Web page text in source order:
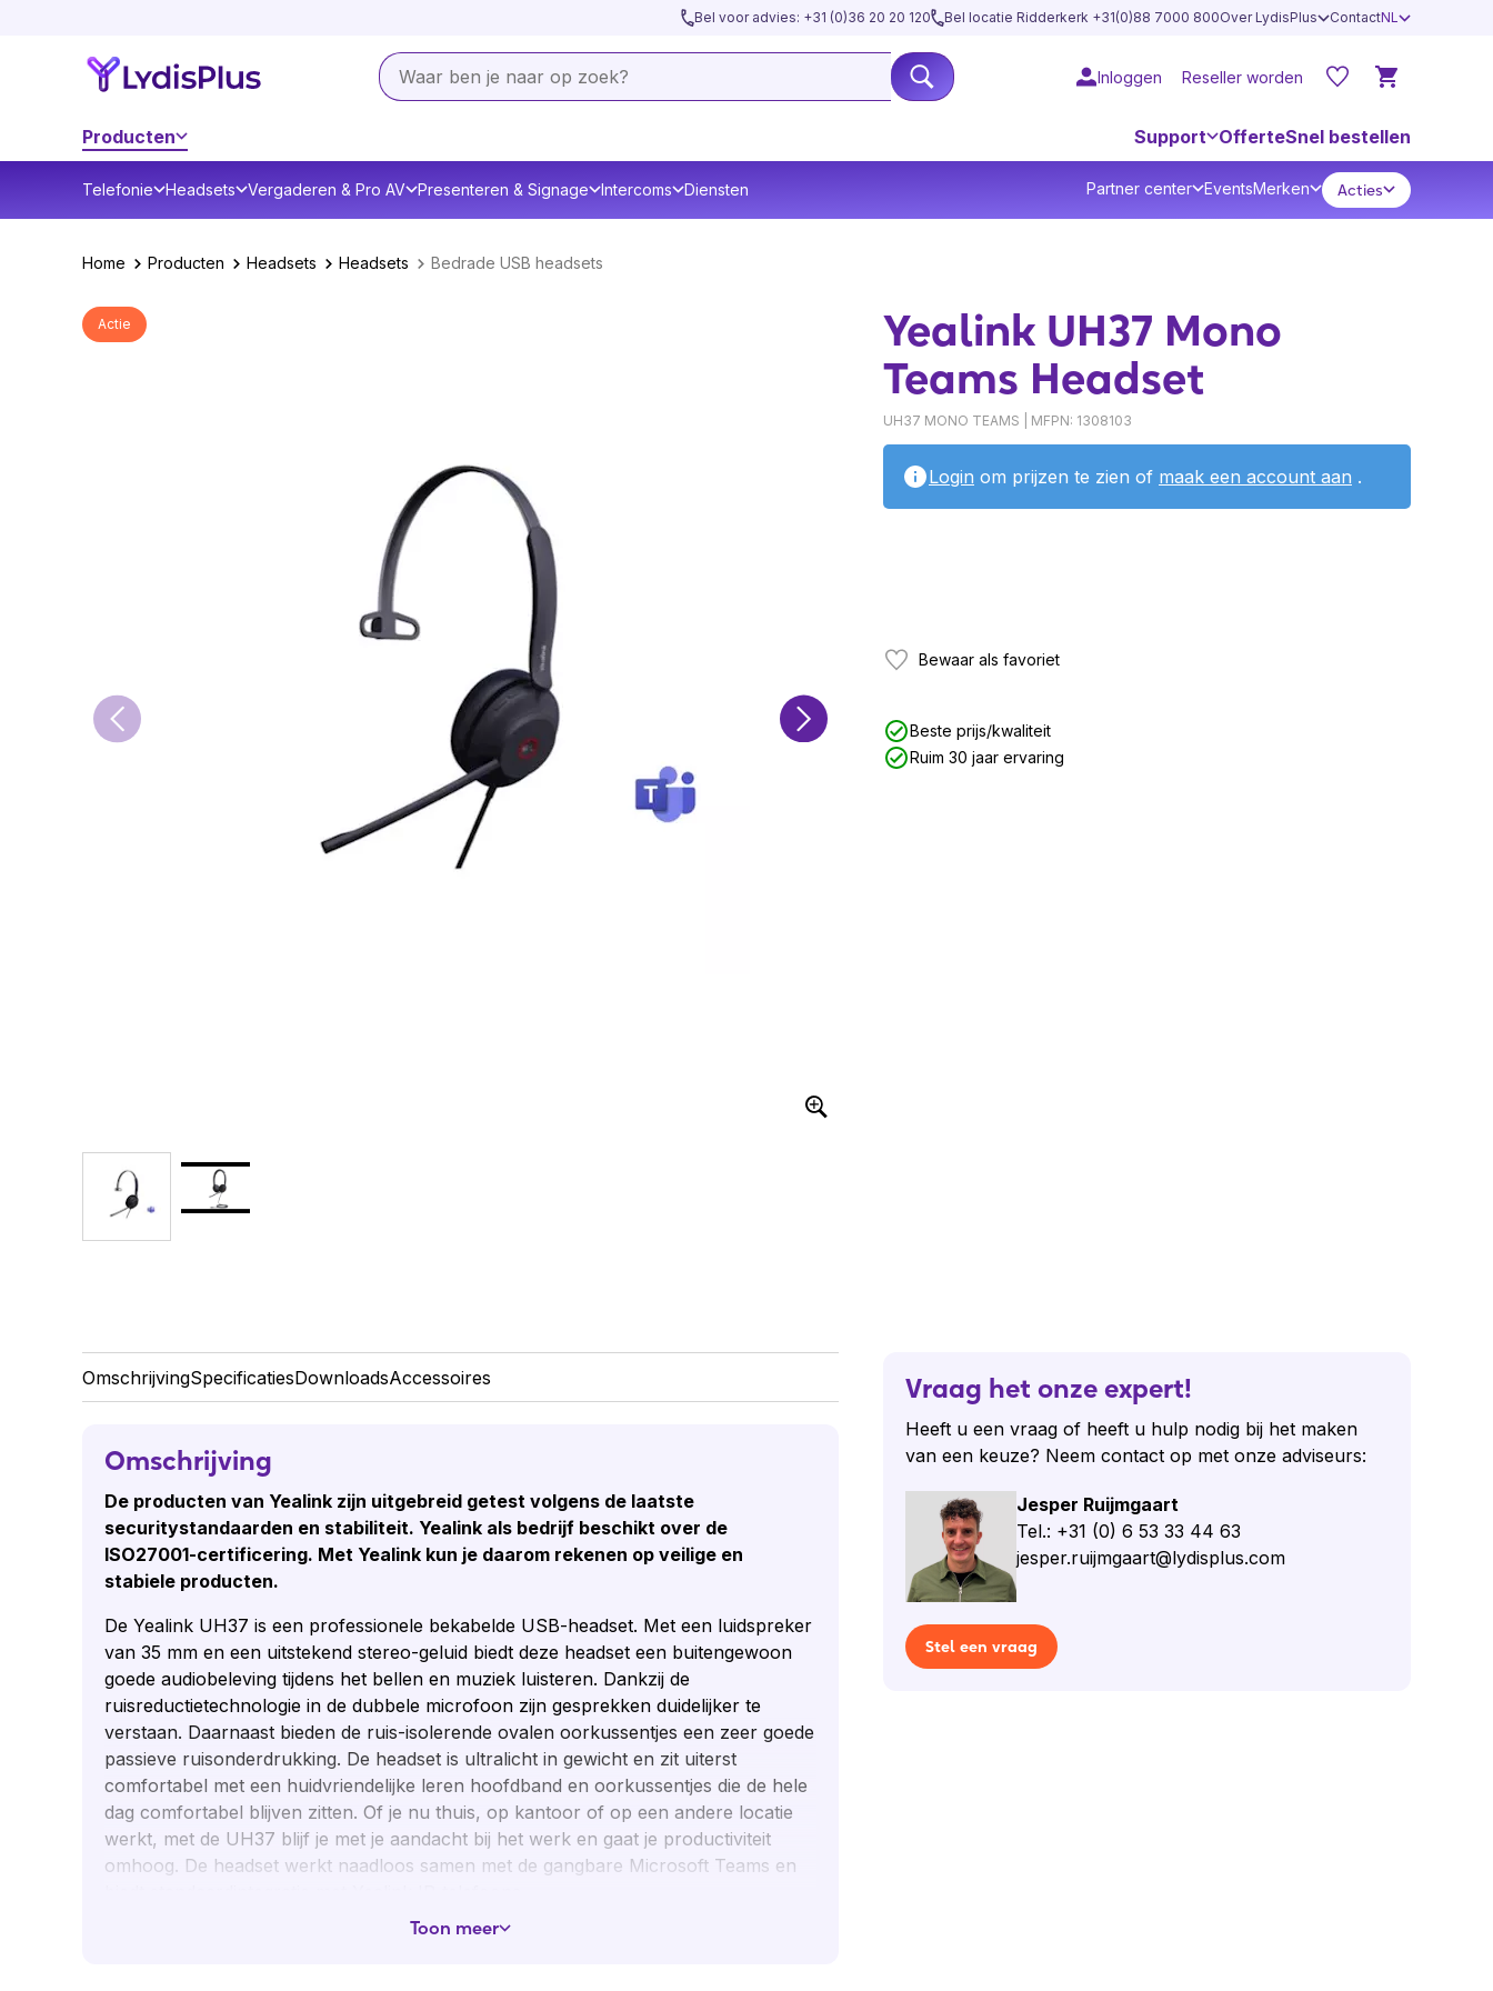
Bel voor advies: +31 (0)36 20 20 120 Bel locatie Ridderkerk +31(0)88 7000 800Over LydisPlus ContactNL
Inloggen Reseller worden
Producten Support OfferteSnel bestellen
Telefonie Headsets Vergaderen & Pro AV Presenteren & Signage Intercoms Diensten Partner center EventsMerken Acties
Home Producten Headsets Headsets Bedrade USB headsets
Actie
Yealink UH37 Mono
Teams Headset
UH37 MONO TEAMS | MFPN: 1308103
Login om prijzen te zien of maak een account aan .
Bewaar als favoriet
Beste prijs/kwaliteit
Ruim 30 jaar ervaring
OmschrijvingSpecificatiesDownloadsAccessoires
Omschrijving
De producten van Yealink zijn uitgebreid getest volgens de laatste
securitystandaarden en stabiliteit. Yealink als bedrijf beschikt over de
ISO27001-certificering. Met Yealink kun je daarom rekenen op veilige en
stabiele producten.
De Yealink UH37 is een professionele bekabelde USB-headset. Met een luidspreker
van 35 mm en een uitstekend stereo-geluid biedt deze headset een buitengewoon
goede audiobeleving tijdens het bellen en muziek luisteren. Dankzij de
ruisreductietechnologie in de dubbele microfoon zijn gesprekken duidelijker te
verstaan. Daarnaast bieden de ruis-isolerende ovalen oorkussentjes een zeer goede
passieve ruisonderdrukking. De headset is ultralicht in gewicht en zit uiterst
comfortabel met een huidvriendelijke leren hoofdband en oorkussentjes die de hele
dag comfortabel blijven zitten. Of je nu thuis, op kantoor of op een andere locatie
werkt, met de UH37 blijf je met je aandacht bij het werk en gaat je productiviteit
omhoog. De headset werkt naadloos samen met de gangbare Microsoft Teams en
Toepassingen UH37 Mono Teams Headset
Toon meer
Vraag het onze expert!
Heeft u een vraag of heeft u hulp nodig bij het maken
van een keuze? Neem contact op met onze adviseurs:
Jesper Ruijmgaart
Tel.: +31 (0) 6 53 33 44 63
jesper.ruijmgaart@lydisplus.com
Stel een vraag